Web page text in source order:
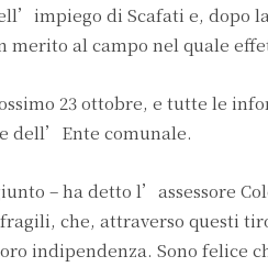
di Scafati e, dopo
al campo nel quale
23 ottobre, e tutte le
dell’Ente comunale.
– ha detto l’assessore
che, attraverso questi
indipendenza. Sono felice